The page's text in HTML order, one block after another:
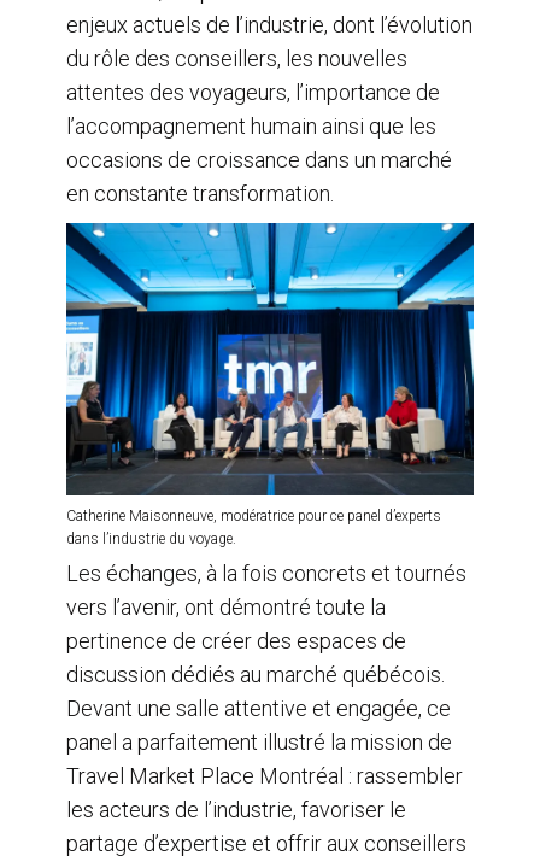
enjeux actuels de l’industrie, dont l’évolution
du rôle des conseillers, les nouvelles
attentes des voyageurs, l’importance de
l’accompagnement humain ainsi que les
occasions de croissance dans un marché
en constante transformation.
Catherine Maisonneuve, modératrice pour ce panel d’experts
dans l’industrie du voyage.
Les échanges, à la fois concrets et tournés
vers l’avenir, ont démontré toute la
pertinence de créer des espaces de
discussion dédiés au marché québécois.
Devant une salle attentive et engagée, ce
panel a parfaitement illustré la mission de
Travel Market Place Montréal : rassembler
les acteurs de l’industrie, favoriser le
partage d’expertise et offrir aux conseillers